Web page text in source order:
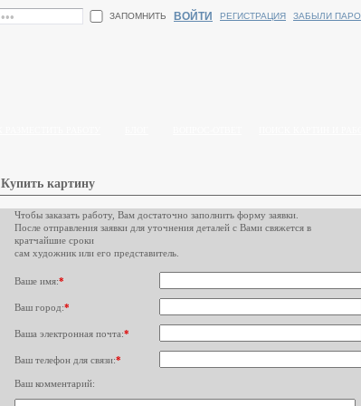
ЗАПОМНИТЬ ВОЙТИ РЕГИСТРАЦИЯ ЗАБЫЛИ
Купить картину
Чтобы заказать работу, Вам достаточно заполнить форму заявки.
После отправления заявки для уточнения деталей с Вами свяжется в
кратчайшие сроки
сам художник или его представитель.
Ваше имя:*
Ваш город:*
Ваша электронная почта:*
Ваш телефон для связи:*
Ваш комментарий: